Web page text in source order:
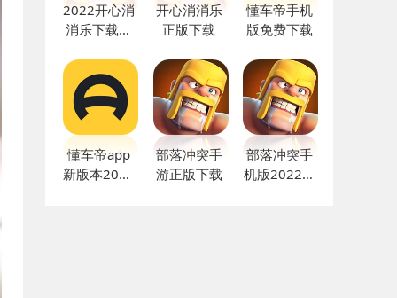
2022开心消
消乐下载安
开心消消乐
正版下载
懂车帝手机
版免费下载
懂车帝app
新版本2022
部落冲突手
游正版下载
部落冲突手
机版2022下